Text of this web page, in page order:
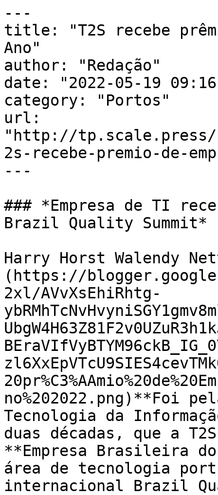
---
title: "T2S recebe
Ano"
author: "Redação"
date: "2022-05-19
category: "Portos"
url:
"http://
2s-recebe-premio-de-
---
### *Empresa de TI
Brazil Quality Summit*
Harry Horst Walendy
(https://
2xl/AVvXsEhiRhtg-
no%202022.png)**Foi
Tecnologia da
duas décadas, que a
**Empresa Brasileira
área de tecnologia
internacional Brazil